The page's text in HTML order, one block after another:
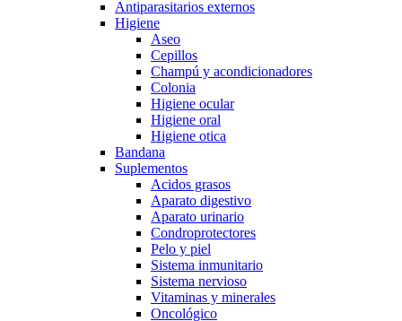
Antiparasitarios externos
Higiene
Aseo
Cepillos
Champú y acondicionadores
Colonia
Higiene ocular
Higiene oral
Higiene otica
Bandana
Suplementos
Acidos grasos
Aparato digestivo
Aparato urinario
Condroprotectores
Pelo y piel
Sistema inmunitario
Sistema nervioso
Vitaminas y minerales
Oncológico